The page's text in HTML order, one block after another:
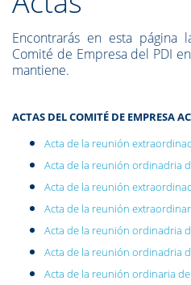
Encontrarás en esta página
Comité de Empresa del PDI
mantiene.
ACTAS DEL COMITÉ DE EMPRESA
Acta de la reunión
Acta de la reunión ordinadria
Acta de la reunión
Acta de la reunión
Acta de la reunión ordinadria
Acta de la reunión ordinadria
Acta de la reunión ordinaria